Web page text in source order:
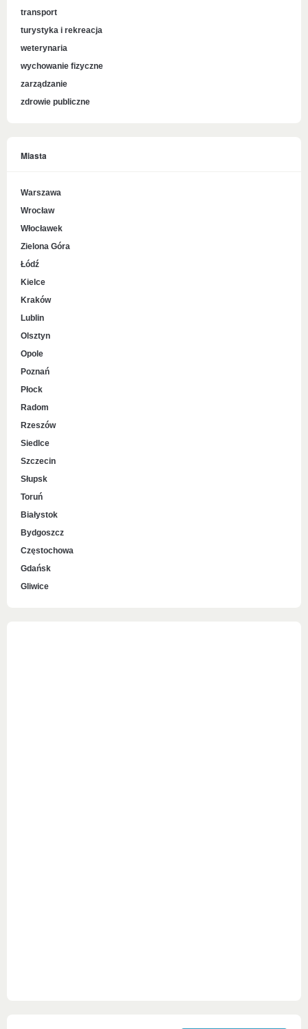
transport
turystyka i rekreacja
weterynaria
wychowanie fizyczne
zarządzanie
zdrowie publiczne
Miasta
Warszawa
Wrocław
Włocławek
Zielona Góra
Łódź
Kielce
Kraków
Lublin
Olsztyn
Opole
Poznań
Płock
Radom
Rzeszów
Siedlce
Szczecin
Słupsk
Toruń
Białystok
Bydgoszcz
Częstochowa
Gdańsk
Gliwice